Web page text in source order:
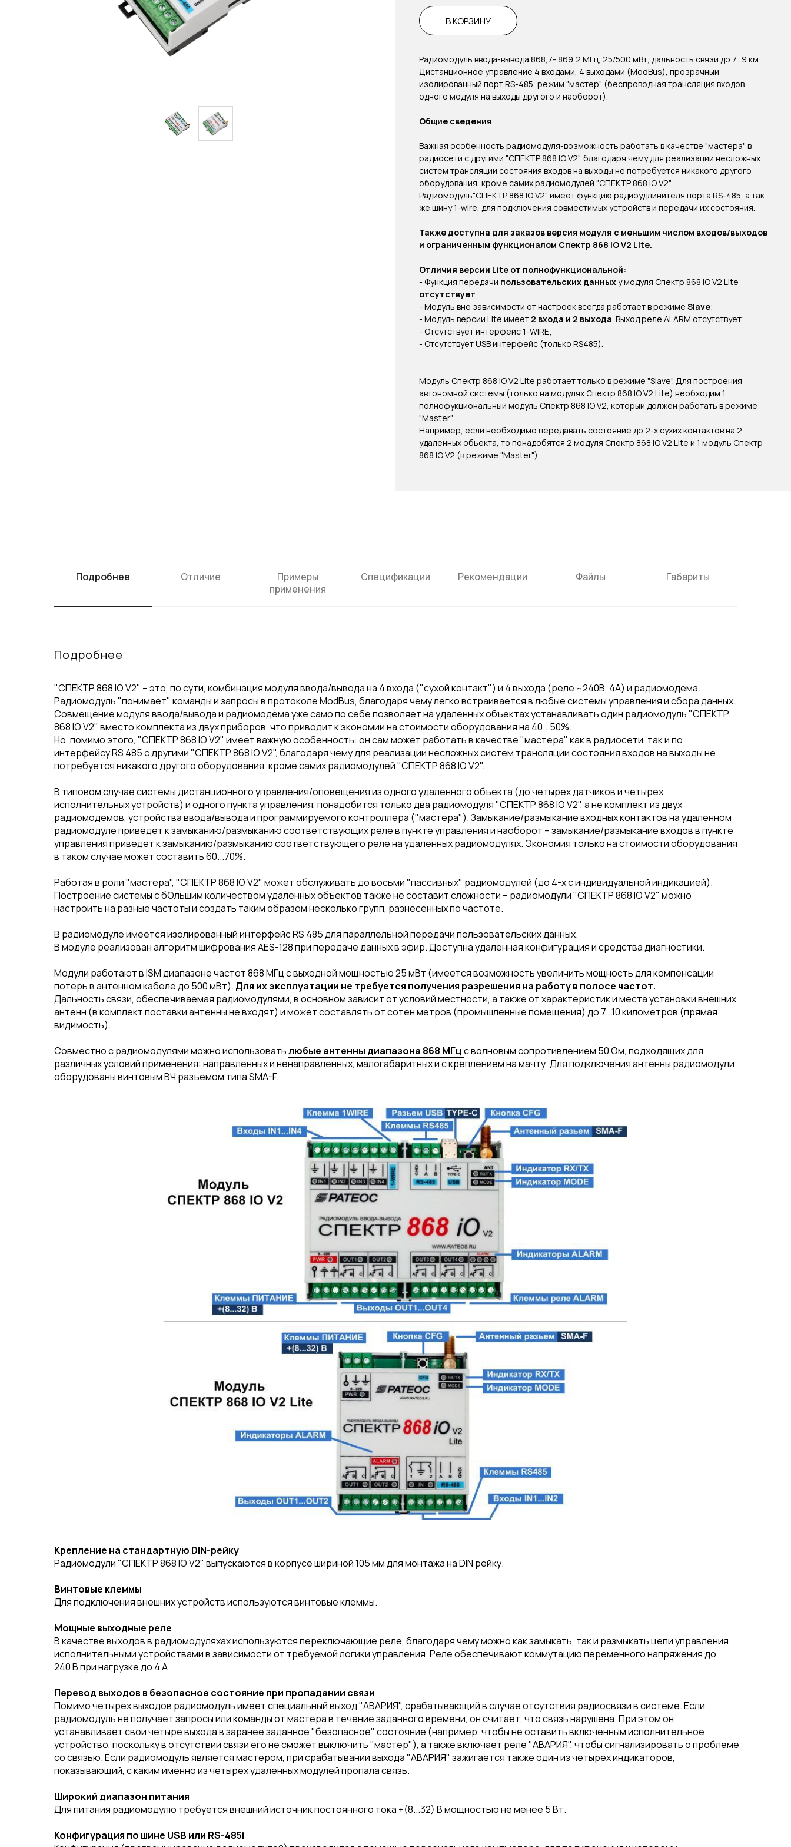
В КОРЗИНУ
Радиомодуль ввода-вывода 868,7- 869,2 МГц, 25/500 мВт, дальность связи до 7...9 км.
Дистанционное управление 4 входами, 4 выходами (ModBus), прозрачный
изолированный порт RS-485, режим "мастер" (беспроводная трансляция входов
одного модуля на выходы другого и наоборот).
Общие сведения
Важная особенность радиомодуля-возможность работать в качестве "мастера" в
радиосети с другими "СПЕКТР 868 IO V2", благодаря чему для реализации несложных
систем трансляции состояния входов на выходы не потребуется никакого другого
оборудования, кроме самих радиомодулей "СПЕКТР 868 IO V2".
Радиомодуль"СПЕКТР 868 IO V2" имеет функцию радиоудлинителя порта RS-485, а так
же шину 1-wire, для подключения совместимых устройств и передачи их состояния.
Также доступна для заказов версия модуля с меньшим числом входов/выходов
и ограниченным функционалом Спектр 868 IO V2 Lite.
Отличия версии Lite от полнофункциональной:
- Функция передачи пользовательских данныху модуля Спектр 868 IO V2 Lite
отсутствует;
- Модуль вне зависимости от настроек всегда работает в режиме Slave;
- Модуль версии Lite имеет 2 входа и 2 выхода. Выход реле ALARM отсутствует;
- Отсутствует интерфейс 1-WIRE;
- Отсутствует USB интерфейс (только RS485).
Модуль Спектр 868 IO V2 Lite работает только в режиме "Slave". Для построения
автономной системы (только на модулях Спектр 868 IO V2 Lite) необходим 1
полнофукциональный модуль Спектр 868 IO V2, который должен работать в режиме
"Master".
Например, если необходимо передавать состояние до 2-х сухих контактов на 2
удаленных обьекта, то понадобятся 2 модуля Спектр 868 IO V2 Lite и 1 модуль Спектр
868 IO V2 (в режиме "Master")
Подробнее Отличие
Примеры
применения
Спецификации Рекомендации Файлы Габариты
Габариты
868 IO V2 Lite
Габариты
Подробнее
Крепление на стандартную DIN-рейку
Радиомодули "СПЕКТР 868 IO V2" выпускаются в корпусе шириной 105 мм для монтажа на DIN рейку.
Винтовые клеммы
Для подключения внешних устройств используются винтовые клеммы.
Мощные выходные реле
В качестве выходов в радиомодуляхах используются переключающие реле, благодаря чему можно как замыкать, так и размыкать цепи управления
исполнительными устройствами в зависимости от требуемой логики управления. Реле обеспечивают коммутацию переменного напряжения до
240 В при нагрузке до 4 А.
Перевод выходов в безопасное состояние при пропадании связи
Помимо четырех выходов радиомодуль имеет специальный выход "АВАРИЯ", срабатывающий в случае отсутствия радиосвязи в системе. Если
радиомодуль не получает запросы или команды от мастера в течение заданного времени, он считает, что связь нарушена. При этом он
устанавливает свои четыре выхода в заранее заданное "безопасное" состояние (например, чтобы не оставить включенным исполнительное
устройство, поскольку в отсутствии связи его не сможет выключить "мастер"), а также включает реле "АВАРИЯ", чтобы сигнализировать о проблеме
со связью. Если радиомодуль является мастером, при срабатывании выхода "АВАРИЯ" зажигается также один из четырех индикаторов,
показывающий, с каким именно из четырех удаленных модулей пропала связь.
Широкий диапазон питания
Для питания радиомодулю требуется внешний источник постоянного тока +(8...32) В мощностью не менее 5 Вт.
Конфигурация по шине USB или RS-485i
"СПЕКТР 868 IO V2" – это, по сути, комбинация модуля ввода/вывода на 4 входа ("сухой контакт") и 4 выхода (реле ~240В, 4А) и радиомодема.
Радиомодуль "понимает" команды и запросы в протоколе ModBus, благодаря чему легко встраивается в любые системы управления и сбора данных.
Совмещение модуля ввода/вывода и радиомодема уже само по себе позволяет на удаленных объектах устанавливать один радиомодуль "СПЕКТР
868 IO V2" вместо комплекта из двух приборов, что приводит к экономии на стоимости оборудования на 40...50%.
Но, помимо этого, "СПЕКТР 868 IO V2" имеет важную особенность: он сам может работать в качестве "мастера" как в радиосети, так и по
интерфейсу RS 485 с другими "СПЕКТР 868 IO V2", благодаря чему для реализации несложных систем трансляции состояния входов на выходы не
потребуется никакого другого оборудования, кроме самих радиомодулей "СПЕКТР 868 IO V2".
В типовом случае системы дистанционного управления/оповещения из одного удаленного объекта (до четырех датчиков и четырех
исполнительных устройств) и одного пункта управления, понадобится только два радиомодуля "СПЕКТР 868 IO V2", а не комплект из двух
радиомодемов, устройства ввода/вывода и программируемого контроллера ("мастера"). Замыкание/размыкание входных контактов на удаленном
радиомодуле приведет к замыканию/размыканию соответствующих реле в пункте управления и наоборот – замыкание/размыкание входов в пункте
управления приведет к замыканию/размыканию соответствующего реле на удаленных радиомодулях. Экономия только на стоимости оборудования
в таком случае может составить 60...70%.
Работая в роли "мастера", "СПЕКТР 868 IO V2" может обслуживать до восьми "пассивных" радиомодулей (до 4-х с индивидуальной индикацией).
Построение системы с бОльшим количеством удаленных объектов также не составит сложности – радиомодули "СПЕКТР 868 IO V2" можно
настроить на разные частоты и создать таким образом несколько групп, разнесенных по частоте.
В радиомодуле имеется изолированный интерфейс RS 485 для параллельной передачи пользовательских данных.
В модуле реализован алгоритм шифрования AES-128 при передаче данных в эфир. Доступна удаленная конфигурация и средства диагностики.
Модули работают в ISM диапазоне частот 868 МГц с выходной мощностью 25 мВт (имеется возможность увеличить мощность для компенсации
потерь в антенном кабеле до 500 мВт). Для их эксплуатации не требуется получения разрешения на работу в полосе частот.
Дальность связи, обеспечиваемая радиомодулями, в основном зависит от условий местности, а также от характеристик и места установки внешних
антенн (в комплект поставки антенны не входят) и может составлять от сотен метров (промышленные помещения) до 7...10 километров (прямая
видимость).
Совместно с радиомодулями можно использоватьлюбые антенны диапазона 868 МГцс волновым сопротивлением 50 Ом, подходящих для
различных условий применения: направленных и ненаправленных, малогабаритных и с креплением на мачту. Для подключения антенны радиомодули
оборудованы винтовым ВЧ разъемом типа SMA-F.